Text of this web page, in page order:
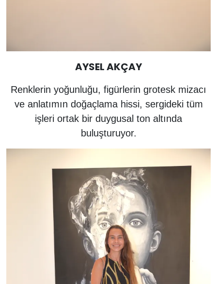
AYSEL AKÇAY
Renklerin yoğunluğu, figürlerin grotesk mizacı
ve anlatımın doğaçlama hissi, sergideki tüm
işleri ortak bir duygusal ton altında
buluşturuyor.